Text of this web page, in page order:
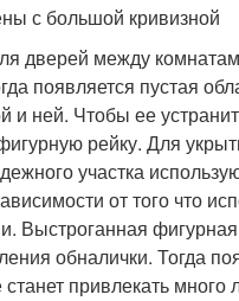
дверей между
появляется пустая
и ней. Чтобы ее
рейку. Для
участка
от того что
Выстроганная
обналички. Тогда
станет привлекать много